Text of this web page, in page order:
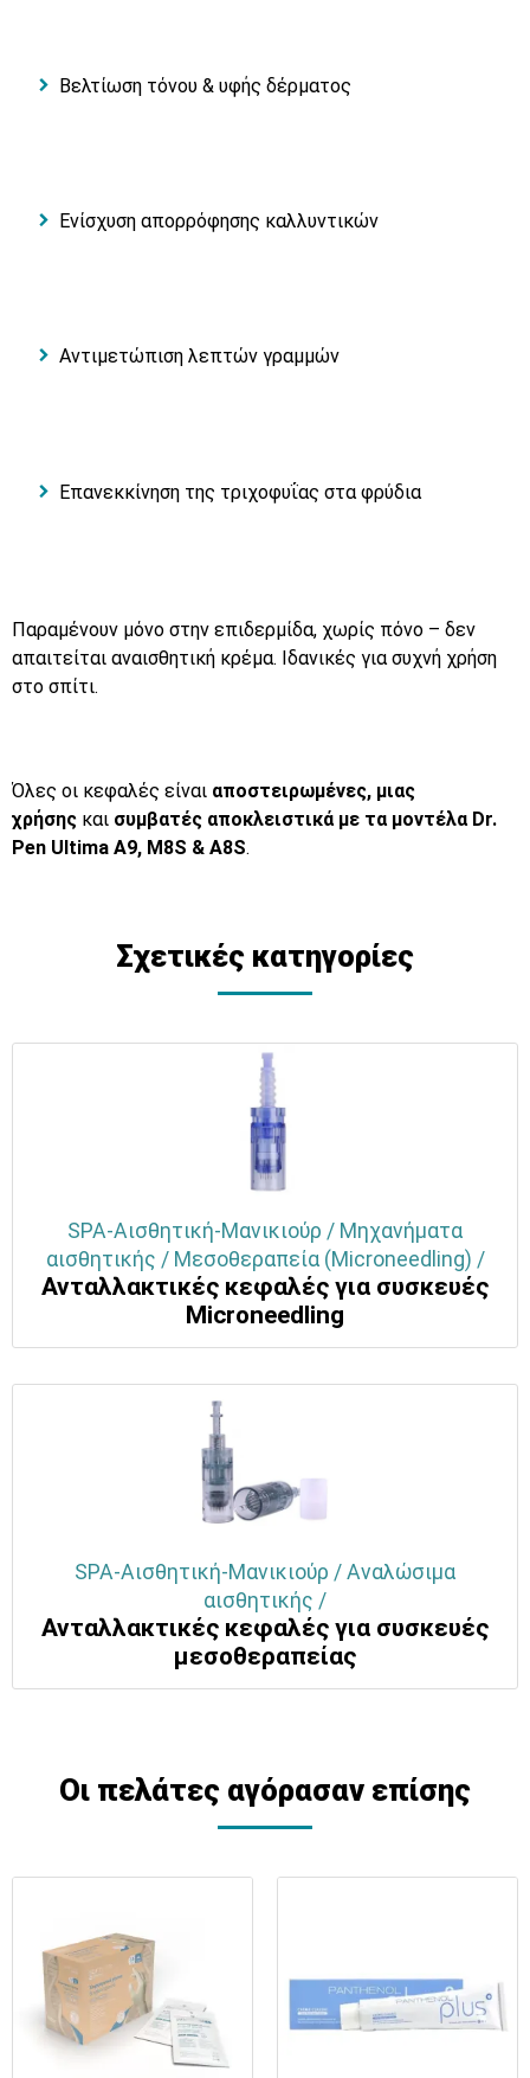
Βελτίωση τόνου & υφής δέρματος
Ενίσχυση απορρόφησης καλλυντικών
Αντιμετώπιση λεπτών γραμμών
Επανεκκίνηση της τριχοφυΐας στα φρύδια
Παραμένουν μόνο στην επιδερμίδα, χωρίς πόνο – δεν
απαιτείται αναισθητική κρέμα. Ιδανικές για συχνή χρήση
στο σπίτι.
Όλες οι κεφαλές είναι αποστειρωμένες, μιας
χρήσης και συμβατές αποκλειστικά με τα μοντέλα Dr.
Pen Ultima A9, M8S & A8S.
Σχετικές κατηγορίες
SPA-Αισθητική-Μανικιούρ / Μηχανήματα
αισθητικής / Μεσοθεραπεία (Microneedling) /
Ανταλλακτικές κεφαλές για συσκευές
Μicroneedling
SPA-Αισθητική-Μανικιούρ / Αναλώσιμα
αισθητικής /
Ανταλλακτικές κεφαλές για συσκευές
μεσοθεραπείας
Οι πελάτες αγόρασαν επίσης